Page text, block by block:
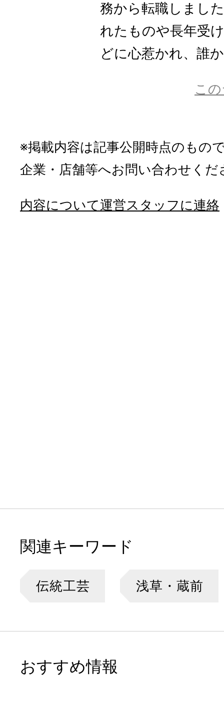
務から転職しまし
れたものや長年受
どに心惹かれ、誰
こ
※掲載内容は記事公開時点のもの
企業・店舗等へお問い合わせくだ
内容について運営スタッフに連絡
関連キーワード
伝統工芸 浅草・蔵前
おすすめ情報